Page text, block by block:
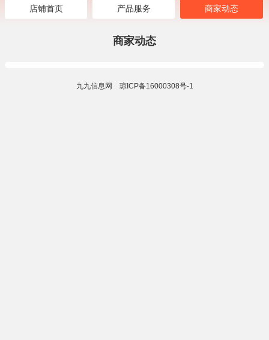
店铺首页 产品服务 商家动态
商家动态
九九信息网 琼ICP备16000308号-1